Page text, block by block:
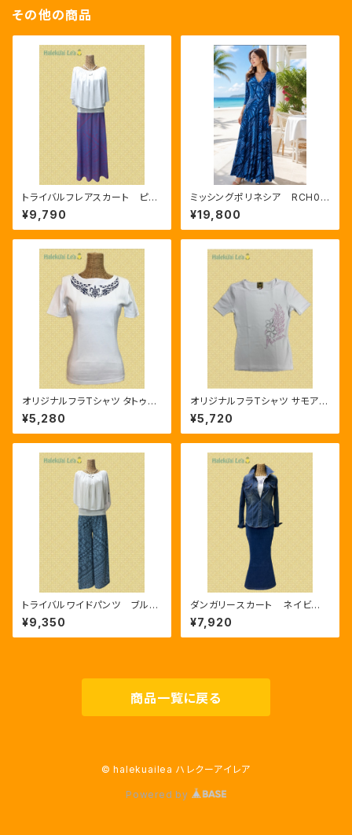
その他の商品
トライバルフレアスカート ピン
ク/ブルー
¥9,790
ミッシングポリネシア RCH03
3 ブルー
¥19,800
オリジナルフラTシャツ タトゥー
半袖Ｔシャツ ホワイト/ネイビー
人気商品ハワイアン
¥5,280
オリジナルフラTシャツ サモア半
袖Ｔシャツ ホワイト/ピンク
¥5,720
トライバルワイドパンツ ブル
ー/グレー
¥9,350
ダンガリースカート ネイビー
／Aloha
¥7,920
商品一覧に戻る
© halekuailea ハレクーアイレア
Powered by